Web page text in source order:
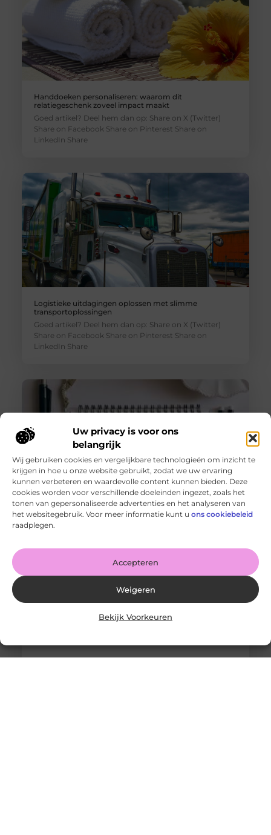
Uw privacy is voor ons
belangrijk
Wij gebruiken cookies en vergelijkbare technologieën om inzicht te
krijgen in hoe u onze website gebruikt, zodat we uw ervaring
kunnen verbeteren en waardevolle content kunnen bieden. Deze
cookies worden voor verschillende doeleinden ingezet, zoals het
tonen van gepersonaliseerde advertenties en het analyseren van
het websitegebruik. Voor meer informatie kunt u ons cookiebeleid
raadplegen.
Accepteren
Weigeren
Bekijk Voorkeuren
Handdoeken personaliseren: waarom dit
relatiegeschenk zoveel impact maakt
Goed artikel? Deel hem dan op: Share on X (Twitter)
Share on Facebook Share on Pinterest Share on
LinkedIn Share
Logistieke uitdagingen oplossen met slimme
transportoplossingen
Goed artikel? Deel hem dan op: Share on X (Twitter)
Share on Facebook Share on Pinterest Share on
LinkedIn Share
De voordelen van het drukken van kalenders voor jouw
bedrijf!
Goed artikel? Deel hem dan op: Share on X (Twitter)